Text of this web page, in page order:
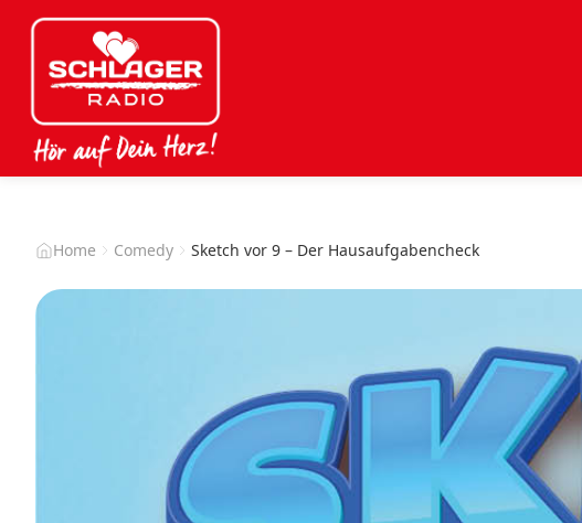
Home Comedy Sketch vor 9 – Der Hausaufgabencheck